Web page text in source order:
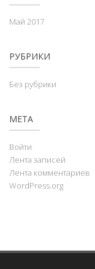
Май 2017
РУБРИКИ
Без рубрики
МЕТА
Войти
Лента записей
Лента комментариев
WordPress.org